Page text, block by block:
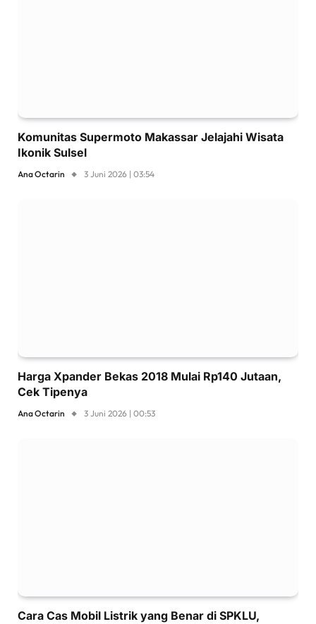
Komunitas Supermoto Makassar Jelajahi Wisata
Ikonik Sulsel
Ana Octarin 3 Juni 2026 | 03:54
Harga Xpander Bekas 2018 Mulai Rp140 Jutaan,
Cek Tipenya
Ana Octarin 3 Juni 2026 | 00:53
Cara Cas Mobil Listrik yang Benar di SPKLU,